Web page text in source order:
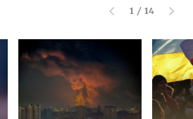
1 / 14